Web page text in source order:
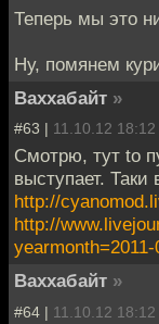
Теперь мы это
Ну, помянем
Ваххабайт »
#63 | 11.10.12 18:12
Смотрю, тут to
выступает.
http://
http://
yearmonth=2011-
Ваххабайт »
#64 | 11.10.12 18:12